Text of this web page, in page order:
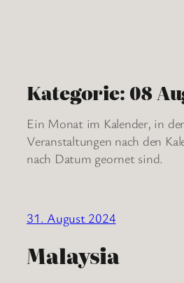
Kategorie: 08
Ein Monat im Kalender, in
Veranstaltungen nach den
nach Datum geornet sind.
31. August 2024
Malaysia